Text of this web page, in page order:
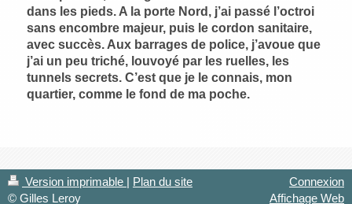
dans les pieds. A la porte Nord, j’ai passé l’octroi
sans encombre majeur, puis le cordon sanitaire,
avec succès. Aux barrages de police, j’avoue que
j’ai un peu triché, louvoyé par les ruelles, les
tunnels secrets. C’est que je le connais, mon
quartier, comme le fond de ma poche.
Version imprimable | Plan du site
© Gilles Leroy
Connexion
Affichage Web